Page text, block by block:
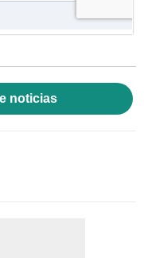
noticias